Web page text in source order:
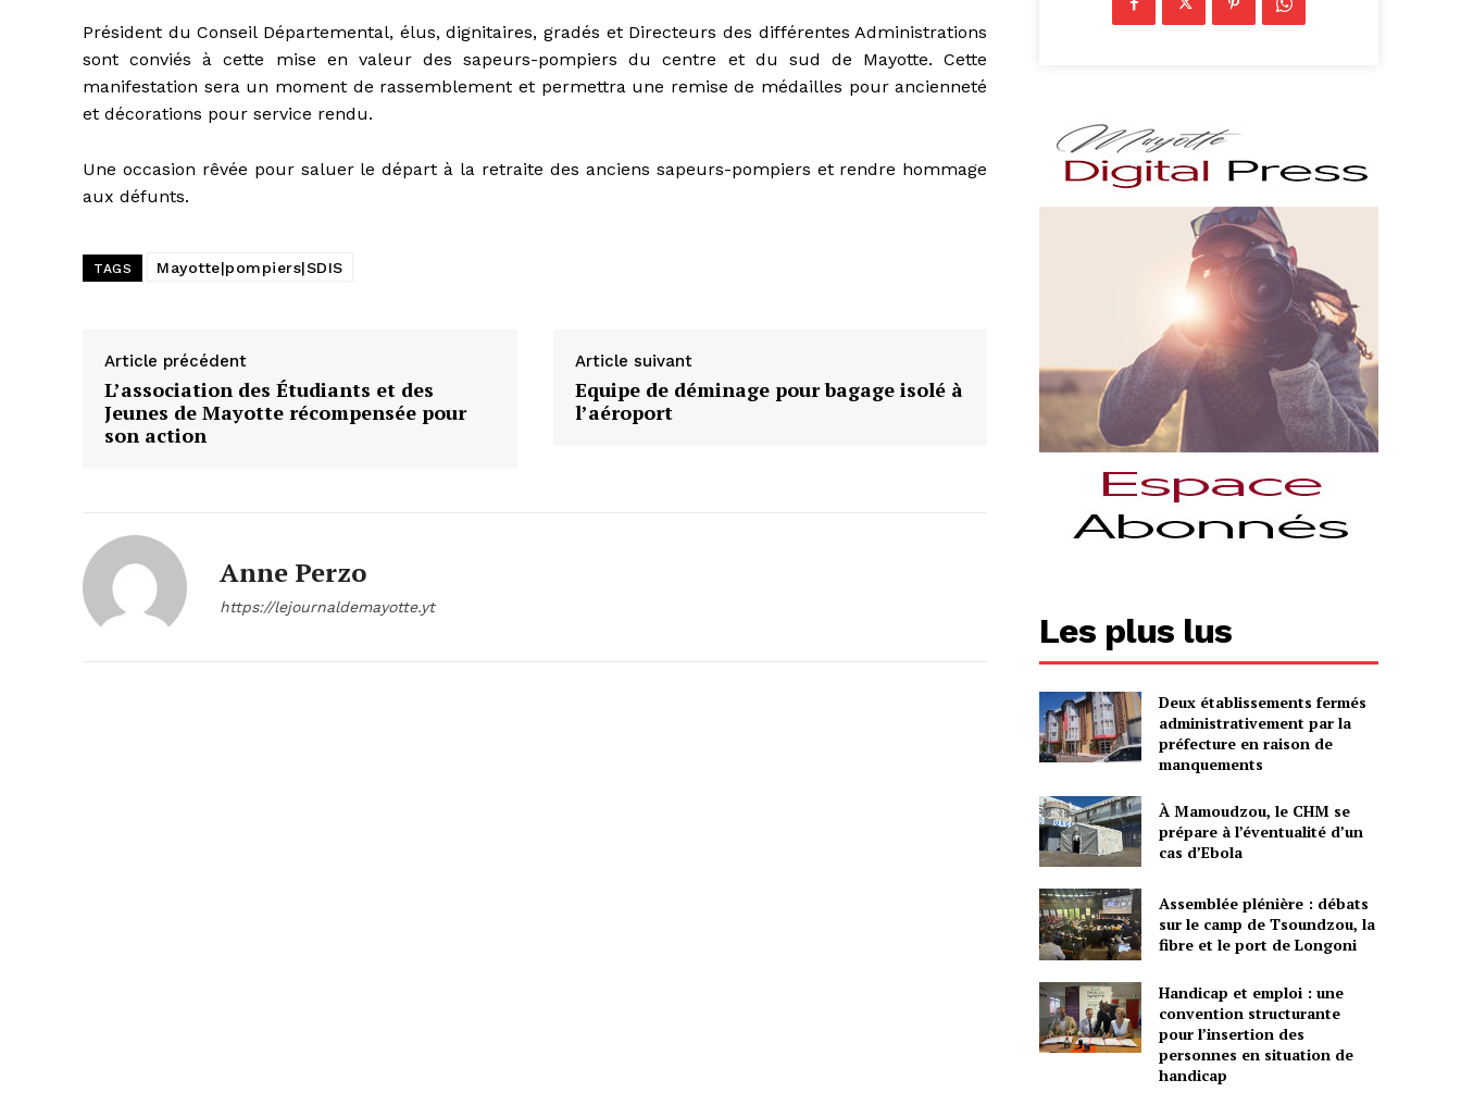
Président du Conseil Départemental, élus, dignitaires, gradés et Directeurs des différentes Administrations
sont conviés à cette mise en valeur des sapeurs-pompiers du centre et du sud de Mayotte. Cette
manifestation sera un moment de rassemblement et permettra une remise de médailles pour ancienneté
et décorations pour service rendu.
Une occasion rêvée pour saluer le départ à la retraite des anciens sapeurs-pompiers et rendre hommage
aux défunts.
TAGS Mayotte|pompiers|SDIS
Article précédent
L’association des Étudiants et des
Jeunes de Mayotte récompensée pour
son action
Article suivant
Equipe de déminage pour bagage isolé à
l’aéroport
Anne Perzo
https://lejournaldemayotte.yt
Les plus lus
Deux établissements fermés
administrativement par la
préfecture en raison de
manquements
À Mamoudzou, le CHM se
prépare à l’éventualité d’un
cas d’Ebola
Assemblée plénière : débats
sur le camp de Tsoundzou, la
fibre et le port de Longoni
Handicap et emploi : une
convention structurante
pour l’insertion des
personnes en situation de
handicap